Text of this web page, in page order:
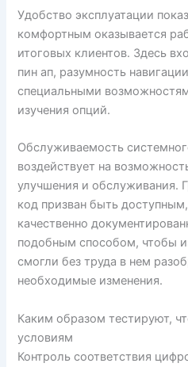
Удобство эксплуатации
комфортным оказывается
итоговых клиентов. Здесь
пин ап, разумность
специальными
изучения опций.
Обслуживаемость
воздействует на
улучшения и обслуживания.
код призван быть
качественно
подобным способом, чтобы
смогли без труда в нем
необходимые изменения.
Каким образом тестируют,
условиям
Контроль соответствия